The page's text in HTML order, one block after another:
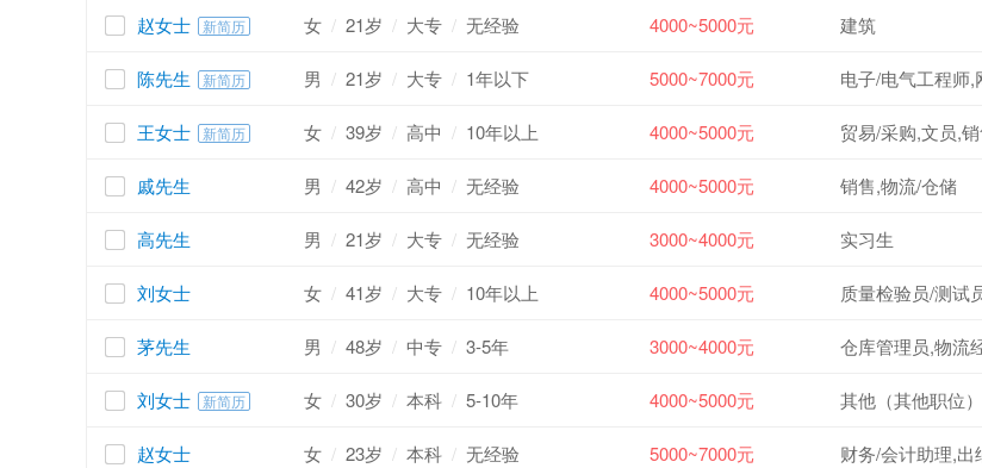
赵女士 新简历 女 / 21岁 / 大专 / 无经验 4000~5000元 建筑
陈先生 新简历 男 / 21岁 / 大专 / 1年以下 5000~7000元 电子/电气工程师
王女士 新简历 女 / 39岁 / 高中 / 10年以上 4000~5000元 贸易/采购,文员,
戚先生 男 / 42岁 / 高中 / 无经验 4000~5000元 销售,物流/仓储
高先生 男 / 21岁 / 大专 / 无经验 3000~4000元 实习生
刘女士 女 / 41岁 / 大专 / 10年以上 4000~5000元 质量检验员/测试
茅先生 男 / 48岁 / 中专 / 3-5年 3000~4000元 仓库管理员,物流
刘女士 新简历 女 / 30岁 / 本科 / 5-10年 4000~5000元 其他（其他职位）
赵女士 女 / 23岁 / 本科 / 无经验 5000~7000元 财务/会计助理,